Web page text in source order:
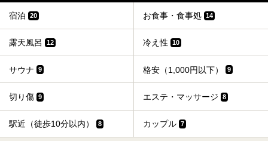
宿泊 20 お食事・食事処 14
露天風呂 12 冷え性 10
サウナ 9 格安（1,000円以下） 9
切り傷 9 エステ・マッサージ 8
駅近（徒歩10分以内） 8 カップル 7